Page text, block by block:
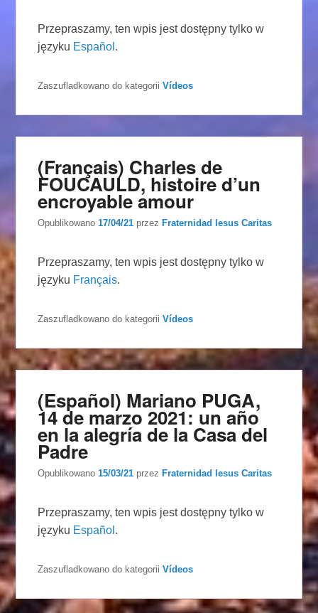
Przepraszamy, ten wpis jest dostępny tylko w
języku Español .
Zaszufladkowano do kategorii Vídeos
(Français) Charles de
FOUCAULD, histoire d’un
encroyable amour
Opublikowano17/04/21 przez Fraternidad Iesus Caritas
Przepraszamy, ten wpis jest dostępny tylko w
języku Français.
Zaszufladkowano do kategorii Vídeos
(Español) Mariano PUGA,
14 de marzo 2021: un año
en la alegría de la Casa del
Padre
Opublikowano15/03/21 przez Fraternidad Iesus Caritas
Przepraszamy, ten wpis jest dostępny tylko w
języku Español .
Zaszufladkowano do kategorii Vídeos